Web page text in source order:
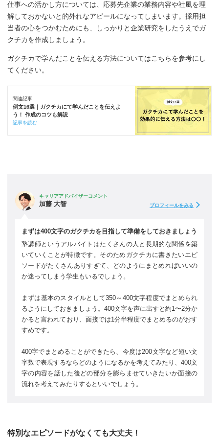
仕事への活かし方については、応募先企業の業務内容や社風を理
解しておかないと的外れなアピールになってしまいます。採用担
当者の心をつかむためにも、しっかりと企業研究をしたうえでガ
クチカを作成しましょう。
ガクチカで学んだことを伝える方法についてはこちらを参考にし
てください。
関連記事
例文16選｜ガクチカにて学んだことを伝えよ
う！ 作成のコツも解説
記事を読む
キャリアアドバイザーコメント
加藤 大智 プロフィールをみる
まずは400文字のガクチカを目指して準備をしておきましょう
塾講師というアルバイトはたくさんの人と長期的な関係を築
いていくことが特徴です。そのためガクチカに書きたいエピ
ソードがたくさんありすぎて、どのようにまとめればいいの
か迷ってしまう学生もいるでしょう。
まずは基本のスタイルとして350～400文字程度でまとめられ
るようにしておきましょう。400文字を声に出すと約1〜2分か
かると言われており、面接では1分半程度でまとめるのがおす
すめです。
400字でまとめることができたら、今度は200文字など短い文
字数で表現するならどのようになるかを考えてみたり、400文
字の内容を話した後どの部分を膨らませていきたいか面接の
流れを考えてみたりするといいでしょう。
特別なエピソードがなくても大丈夫！